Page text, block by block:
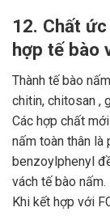
12. Chất
hợp tế bào
Thành tế bào
chitin, chitosan ,
Các hợp chất
nấm toàn thân là
benzoylphenyl
vách tế bào nấm.
Khi kết hợp với